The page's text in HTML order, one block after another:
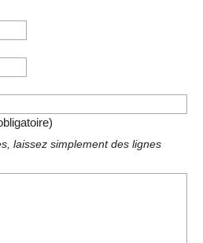
laissez simplement des lignes